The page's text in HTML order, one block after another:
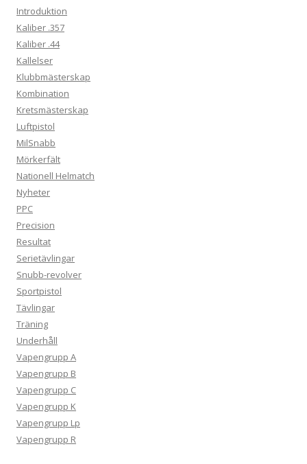
Introduktion
Kaliber .357
Kaliber .44
Kallelser
Klubbmästerskap
Kombination
Kretsmästerskap
Luftpistol
MilSnabb
Mörkerfält
Nationell Helmatch
Nyheter
PPC
Precision
Resultat
Serietävlingar
Snubb-revolver
Sportpistol
Tävlingar
Träning
Underhåll
Vapengrupp A
Vapengrupp B
Vapengrupp C
Vapengrupp K
Vapengrupp Lp
Vapengrupp R